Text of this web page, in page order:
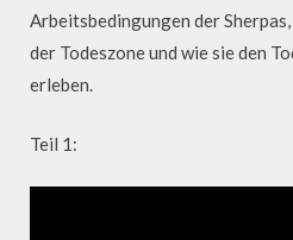
Arbeitsbedingungen der
der Todeszone und wie sie den
erleben.
Teil 1: